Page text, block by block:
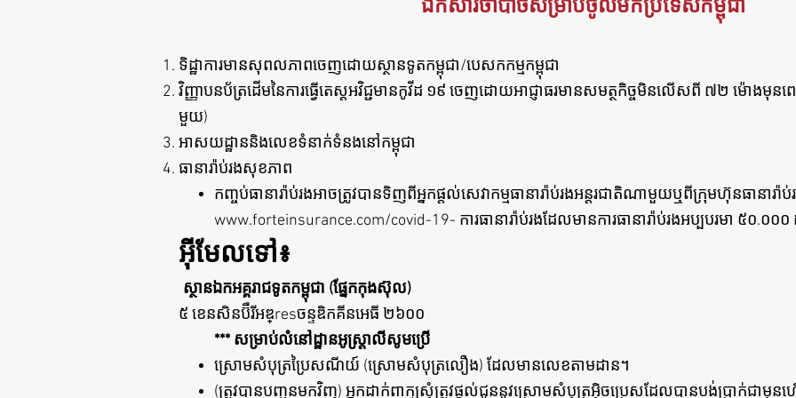
ឯកសារចាំបាច់សម្រាប់ចូលមកប្រទេសកម្ពុជា
ទិដ្ឋាការមានសុពលភាពចេញដោយស្ថានទូតកម្ពុជា/បេសកកម្មកម្ពុជា
វិញ្ញាបនប័ត្រដើមនៃការធ្វើតេស្តអវិជ្ជមានកូវីដ ១៩ ចេញដោយអាជ្ញាធរមានសមត្ថកិច្ចមិនលើសពី ៧២ ម៉ោង
មួយ)
អាសយដ្ឋាននិងលេខទំនាក់ទំនងនៅកម្ពុជា
ធានារ៉ាប់រងសុខភាព
កញ្ចប់ធានារ៉ាប់រងអាចត្រូវបានទិញពីអ្នកផ្តល់សេវាកម្មធានារ៉ាប់រងអន្តរជាតិណាមួយឬពីក្រុមហ៊ុនធានារ៉ា
www.forteinsurance.com/covid-19- ការធានារ៉ាប់រងដែលមានការធានារ៉ាប់រងអប្បបរមា ៥០.០០០
អ៊ីមែលទៅ៖
ស្ថានឯកអគ្គរាជទូតកម្ពុជា (ផ្នែកកុងស៊ុល)
៥ ខេនសិនប៊ឺរីអឌ្resចន្ទឌិកគីនអេធី ២៦០០
*** សម្រាប់លំនៅដ្ឋានអូស្ត្រាលីសូមប្រើ
ស្រោមសំបុត្រប្រៃសណីយ៍ (ស្រោមសំបុត្រលឿង) ដែលមានលេខតាមដាន។
(ត្រូវបានបញ្ជូនមកវិញ) អ្នកដាក់ពាក្យសុំត្រូវផ្តល់ជូននូវស្រោមសំបុត្រអ៊ិចប្រេសដែលបានបង់ប្រាក់ជាមុនហ